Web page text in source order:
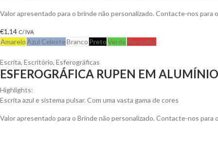
Valor apresentado para o brinde não personalizado. Contacte-nos
€1,14 C/ IVA
AmareloAzul CelesteBranco PretoVerdeVermelho
Escrita, Escritório, Esferográficas
ESFEROGRÁFICA RUPEN EM
Highlights:
Escrita azul e sistema pulsar. Com uma vasta gama de cores
Valor apresentado para o Brinde não personalizado. Contacte-nos